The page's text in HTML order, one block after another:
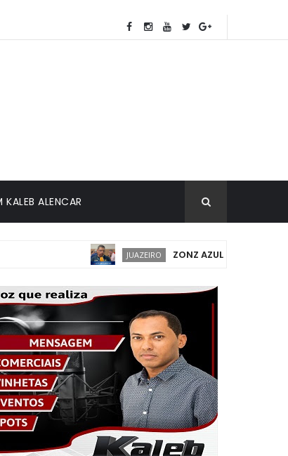
ALENCAR
JUAZEIRO ZONZ AZUL EM JUAZEIRO: